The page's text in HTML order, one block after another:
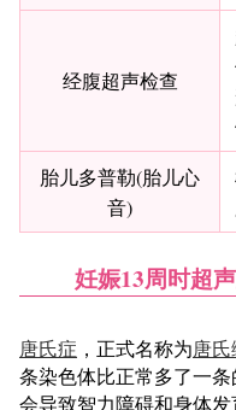
经腹超声检查
胎儿多普勒(胎儿心
音)
妊娠13周时超
唐氏症 ，正式名称为唐
条染色体比正常多了一
会导致智力障碍和身体